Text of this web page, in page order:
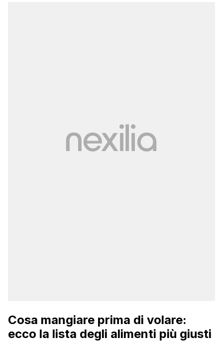
Cosa mangiare prima di volare:
ecco la lista degli alimenti più giusti